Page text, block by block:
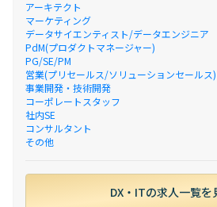
アーキテクト
マーケティング
データサイエンティスト/データエンジニア
PdM(プロダクトマネージャー)
PG/SE/PM
営業(プリセールス/ソリューションセールス)
事業開発・技術開発
コーポレートスタッフ
社内SE
コンサルタント
その他
DX・ITの求人一覧を